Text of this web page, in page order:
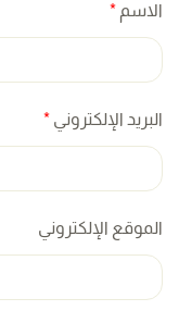
الاسم *
البريد الإلكتروني *
الموقع الإلكتروني